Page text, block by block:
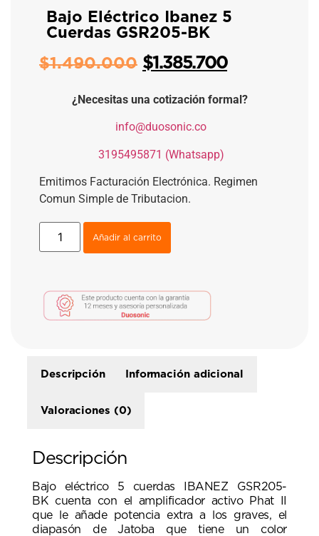
Bajo Eléctrico Ibanez 5
Cuerdas GSR205-BK
$1.490.000 $1.385.700
¿Necesitas una cotización formal?
info@duosonic.co
3195495871 (Whatsapp)
Emitimos Facturación Electrónica. Regimen
Comun Simple de Tributacion.
Añadir al carrito
Descripción Información adicional
Valoraciones (0)
Descripción
Bajo eléctrico 5 cuerdas IBANEZ GSR205-
BK cuenta con el amplificador activo Phat II
que le añade potencia extra a los graves, el
diapasón de Jatoba que tiene un color